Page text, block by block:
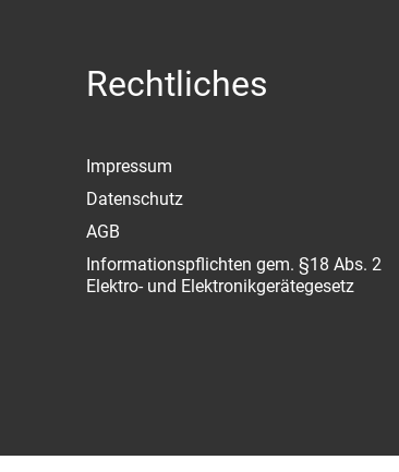
Rechtliches
Impressum
Datenschutz
AGB
Informationspflichten gem. §18 Abs. 2
Elektro- und Elektronikgerätegesetz